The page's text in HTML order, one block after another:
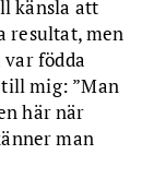
känsla att
resultat, men
födda
mig: ”Man
här när
man